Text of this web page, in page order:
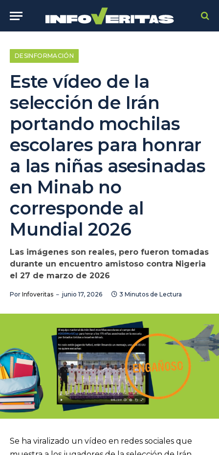
DESINFORMACIÓN
Este vídeo de la
selección de Irán
portando mochilas
escolares para honrar
a las niñas asesinadas
en Minab no
corresponde al
Mundial 2026
Las imágenes son reales, pero fueron tomadas
durante un encuentro amistoso contra Nigeria
el 27 de marzo de 2026
Por Infoveritas junio 17, 2026 3 Minutos de Lectura
Se ha viralizado un vídeo en redes sociales que